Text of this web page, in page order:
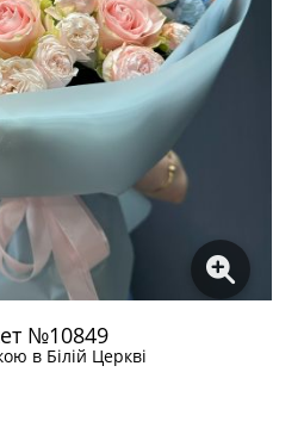
№10849
в Білій Церкві